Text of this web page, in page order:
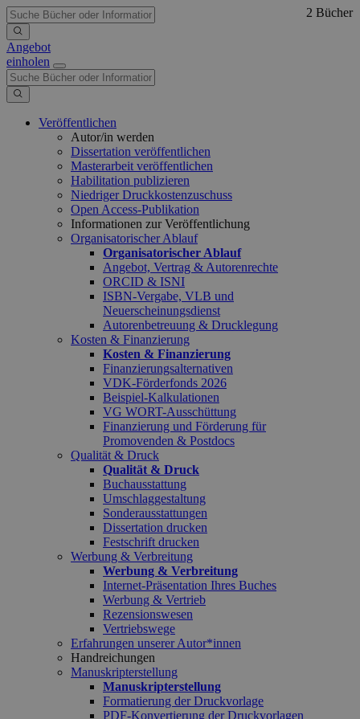
Angebot
einholen
Veröffentlichen
Autor/in werden
Dissertation veröffentlichen
Masterarbeit veröffentlichen
Habilitation publizieren
Niedriger Druckkostenzuschuss
Open Access-Publikation
Informationen zur Veröffentlichung
Organisatorischer Ablauf
Organisatorischer Ablauf
Angebot, Vertrag & Autorenrechte
ORCID & ISNI
ISBN-Vergabe, VLB und
Neuerscheinungsdienst
Autorenbetreuung & Drucklegung
Kosten & Finanzierung
Kosten & Finanzierung
Finanzierungsalternativen
VDK-Förderfonds 2026
Beispiel-Kalkulationen
VG WORT-Ausschüttung
Finanzierung und Förderung für
Promovenden & Postdocs
Qualität & Druck
Qualität & Druck
Buchausstattung
Umschlaggestaltung
Sonderausstattungen
Dissertation drucken
Festschrift drucken
Werbung & Verbreitung
Werbung & Verbreitung
Internet-Präsentation Ihres Buches
Werbung & Vertrieb
Rezensionswesen
Vertriebswege
Erfahrungen unserer Autor*innen
Handreichungen
Manuskripterstellung
Manuskripterstellung
Formatierung der Druckvorlage
PDF-Konvertierung der Druckvorlagen
2 Bücher